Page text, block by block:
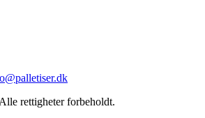
rettigheter forbeholdt.